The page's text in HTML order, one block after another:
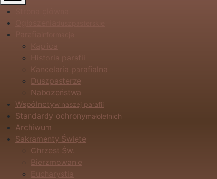
Historia parafii
Kancelaria parafialna
Duszpasterze
Nabożeństwa
Wspólnotyw naszej parafii
Standardy ochronymałoletnich
Archiwum
Sakramenty Święte
Chrzest Św.
Bierzmowanie
Eucharystia